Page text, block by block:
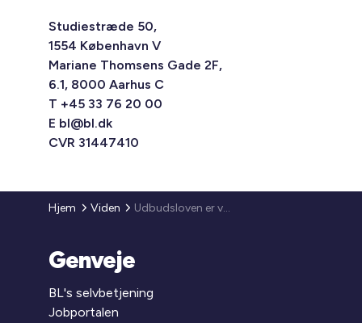
Studiestræde 50,
1554 København V
Mariane Thomsens Gade 2F,
6.1, 8000 Aarhus C
T +45 33 76 20 00
E bl@bl.dk
CVR 31447410
Hjem Viden Udbudsloven er vedtaget
Genveje
BL's selvbetjening
Jobportalen